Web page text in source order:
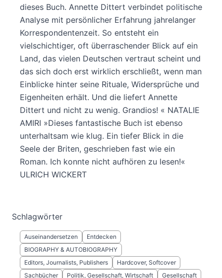
dieses Buch. Annette Dittert verbindet politische
Analyse mit persönlicher Erfahrung jahrelanger
Korrespondentenzeit. So entsteht ein
vielschichtiger, oft überraschender Blick auf ein
Land, das vielen Deutschen vertraut scheint und
das sich doch erst wirklich erschließt, wenn man
Einblicke hinter seine Rituale, Widersprüche und
Eigenheiten erhält. Und die liefert Annette
Dittert und nicht zu wenig. Grandios! « NATALIE
AMIRI »Dieses fantastische Buch ist ebenso
unterhaltsam wie klug. Ein tiefer Blick in die
Seele der Briten, geschrieben fast wie ein
Roman. Ich konnte nicht aufhören zu lesen!«
ULRICH WICKERT
Schlagwörter
Auseinandersetzen
Entdecken
BIOGRAPHY & AUTOBIOGRAPHY
Editors, Journalists, Publishers
Hardcover, Softcover
Sachbücher
Politik, Gesellschaft, Wirtschaft Gesellschaft